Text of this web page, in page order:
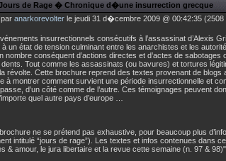
de Rage � Chronique d�une insurrection grecque
anarkorevolterle jeudi 31 d�cembre 2009 @ 00:42:35 (2508
insurrectionnels consécutifs à l’assassinat d’Alexis
à un état de tension culminant entre les anarchistes et les
nombre conséquent d’actions directes et d’actes de
Tout comme les assassinats (ou bavures) et tortures
révolte. Cette brochure reprend des textes provenant de blogs
à montrer comment survient une période insurrectionnelle et
passe, d’un côté comme de l’autre. Ces témoignages peuvent
quel autre pays d’europe …
ne se prétend pas exhaustive, pour beaucoup plus
intitulé “jours de rage”). Les textes et infos contenues dans
& amour, le jura libertaire et la revue cette semaine (n. 97 & 98)"